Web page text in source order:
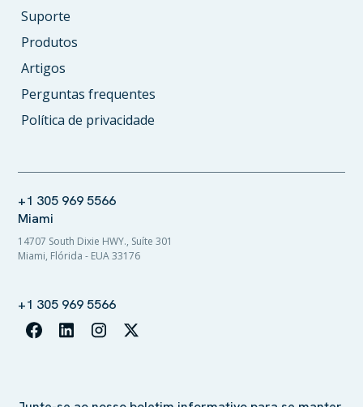
Suporte
Produtos
Artigos
Perguntas frequentes
Política de privacidade
+1 305 969 5566
Miami
14707 South Dixie HWY., Suíte 301
Miami, Flórida - EUA 33176
+1 305 969 5566